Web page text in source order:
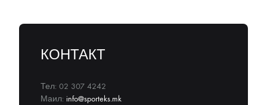
КОНТАКТ
Тел: 02 307 4242
Маил: info@sporteks.mk